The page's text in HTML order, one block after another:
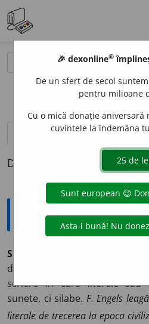
definiții (1) pronunțievolume_up (1)
Definiția cu ID-ul 943227:
Explicative DEX
SIL
din silabe. ◊
scriere în care literele sau
sunete, ci silabe. F. Engels
literale de trecerea la epoca
🎉 dexonline®
De un sfert de secol
pentru milioane
Cu o mică donație aniversară
cuvintele la îndemâna